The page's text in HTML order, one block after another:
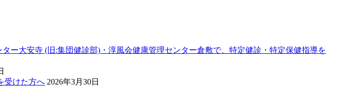
ー大安寺 (旧:集団健診部)・淳風会健康管理センター倉敷で、特定健診・特定保健指導を
受けた方へ 2026年3月30日